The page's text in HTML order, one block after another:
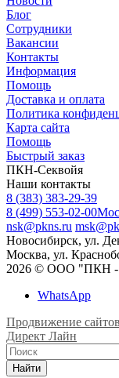
Блог
Сотрудники
Вакансии
Контакты
Информация
Помощь
Доставка и оплата
Политика
Карта сайта
Помощь
Быстрый заказ
ПКН-Секвойя
Наши контакты
8 (383) 383-29-39
8 (499) 553-02-00
nsk@pkns.ru
Новосибирск, ул.
Москва, ул.
2026 © ООО "ПКН -
WhatsApp
Продвижение сайтов
Директ Лайн
Найти